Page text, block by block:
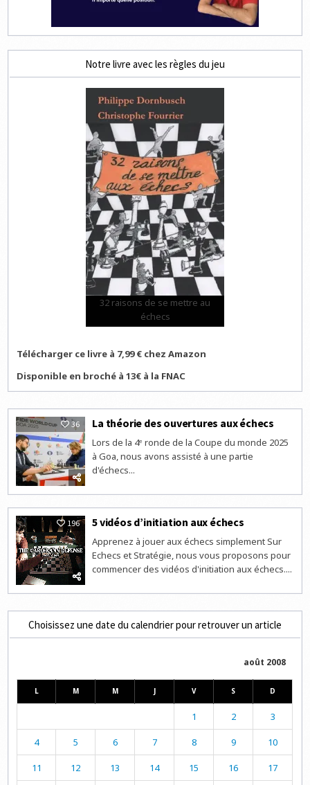
Notre livre avec les règles du jeu
32 raisons de se mettre au
échecs
Télécharger ce livre à 7,99 € chez Amazon
Disponible en broché à 13€ à la FNAC
36 La théorie des ouvertures aux échecs
Lors de la 4ᵉ ronde de la Coupe du monde 2025
à Goa, nous avons assisté à une partie
d'échecs...
196 5 vidéos d’initiation aux échecs
Apprenez à jouer aux échecs simplement Sur
Echecs et Stratégie, nous vous proposons pour
commencer des vidéos d'initiation aux échecs....
Choisissez une date du calendrier pour retrouver un article
août 2008
L M M J V S D
1 2 3
4 5 6 7 8 9 10
11 12 13 14 15 16 17